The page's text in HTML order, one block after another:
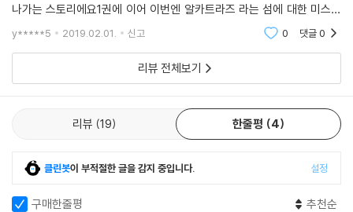
나가는 스토리에요1권에 이어 이번엔 알카트라즈 라는 섬에 대한 미스테
리를 풀어갑니다.엄마가 보는 입장에서도 이만하면 참 재미있는 책이지 싶
어요유령이 나오는
y*****5 2019.02.01. 신고 0 댓글0
리뷰 전체보기
리뷰 19 한줄평 4
클린봇이 부적절한 글을 감지 중입니다. 설정
구매한줄평 추천순